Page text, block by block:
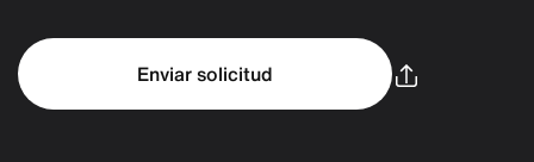
Enviar solicitud